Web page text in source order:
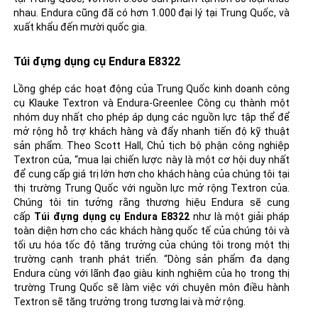
nhau. Endura cũng đã có hơn 1.000 đại lý tại Trung Quốc, và
xuất khẩu đến mười quốc gia.
Túi đựng dụng cụ Endura E8322
Lồng ghép các hoạt động của Trung Quốc kinh doanh công
cụ Klauke Textron và Endura-Greenlee Công cụ thành một
nhóm duy nhất cho phép áp dụng các nguồn lực tập thể để
mở rộng hỗ trợ khách hàng và đẩy nhanh tiến độ kỹ thuật
sản phẩm. Theo Scott Hall, Chủ tịch bộ phận công nghiệp
Textron của, “mua lại chiến lược này là một cơ hội duy nhất
để cung cấp giá trị lớn hơn cho khách hàng của chúng tôi tại
thị trường Trung Quốc với nguồn lực mở rộng Textron của.
Chúng tôi tin tưởng rằng thương hiệu Endura sẽ cung
cấp Túi đựng dụng cụ Endura E8322như là một giải pháp
toàn diện hơn cho các khách hàng quốc tế của chúng tôi và
tối ưu hóa tốc độ tăng trưởng của chúng tôi trong một thị
trường cạnh tranh phát triển. “Dòng sản phẩm đa dạng
Endura cùng với lãnh đạo giàu kinh nghiệm của họ trong thị
trường Trung Quốc sẽ làm việc với chuyên môn điều hành
Textron sẽ tăng trưởng trong tương lai và mở rộng.